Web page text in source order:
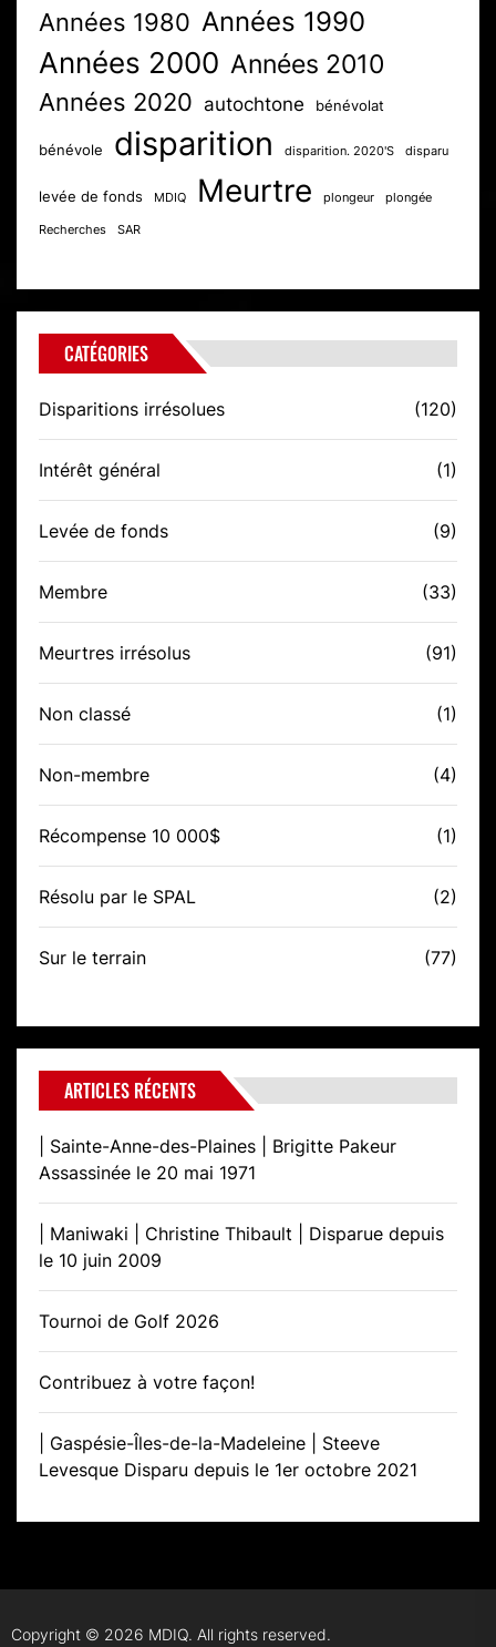
Années 1980 Années 1990
Années 2000 Années 2010
Années 2020 autochtone bénévolat
bénévole disparition disparition. 2020'S disparu
levée de fonds MDIQ Meurtre plongeur plongée
Recherches SAR
CATÉGORIES
Disparitions irrésolues (120)
Intérêt général (1)
Levée de fonds (9)
Membre (33)
Meurtres irrésolus (91)
Non classé (1)
Non-membre (4)
Récompense 10 000$ (1)
Résolu par le SPAL (2)
Sur le terrain (77)
ARTICLES RÉCENTS
| Sainte-Anne-des-Plaines | Brigitte Pakeur
Assassinée le 20 mai 1971
| Maniwaki | Christine Thibault | Disparue depuis
le 10 juin 2009
Tournoi de Golf 2026
Contribuez à votre façon!
| Gaspésie-Îles-de-la-Madeleine | Steeve
Levesque Disparu depuis le 1er octobre 2021
Copyright © 2026 MDIQ. All rights reserved.